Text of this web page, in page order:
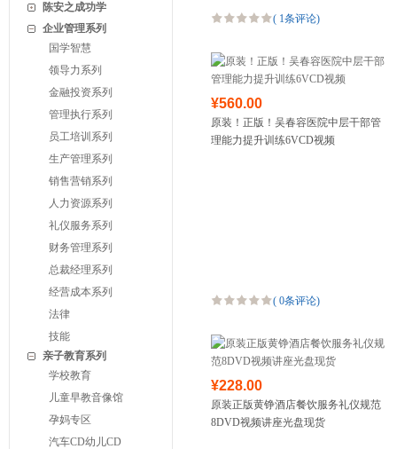
陈安之成功学
企业管理系列
国学智慧
领导力系列
金融投资系列
管理执行系列
员工培训系列
生产管理系列
销售营销系列
人力资源系列
礼仪服务系列
财务管理系列
总裁经理系列
经营成本系列
法律
技能
亲子教育系列
学校教育
儿童早教音像馆
孕妈专区
汽车CD幼儿CD
( 1条评论)
¥560.00
原装！正版！吴春容医院中层干部管
理能力提升训练6VCD视频
( 0条评论)
¥228.00
原装正版黄铮酒店餐饮服务礼仪规范
8DVD视频讲座光盘现货